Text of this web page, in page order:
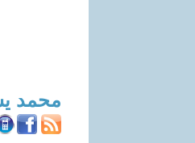
محمد